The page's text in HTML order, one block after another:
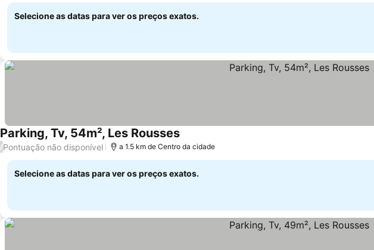
Selecione as datas para ver os preços exatos.
Parking, Tv, 54m², Les Rousses
/Pontuação não disponível a 1.5 km de Centro da cidade
Selecione as datas para ver os preços exatos.